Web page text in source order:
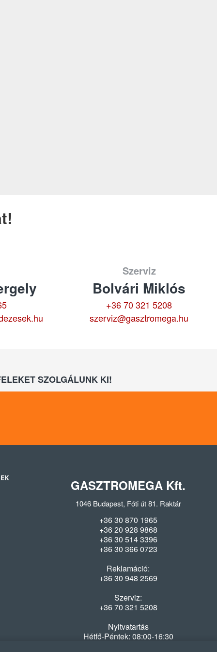
Szerviz
Bolvári Miklós
+36 70 321 5208
szerviz@gasztromega.hu
SZOLGÁLUNK KI!
GASZTROMEGA Kft.
1046 Budapest, Fóti út 81. Raktár
+36 30 870 1965
+36 20 928 9868
+36 30 514 3396
+36 30 366 0723
Reklamáció:
+36 30 948 2569
Szerviz:
+36 70 321 5208
Nyitvatartás
Hétfő-Péntek: 08:00-16:30